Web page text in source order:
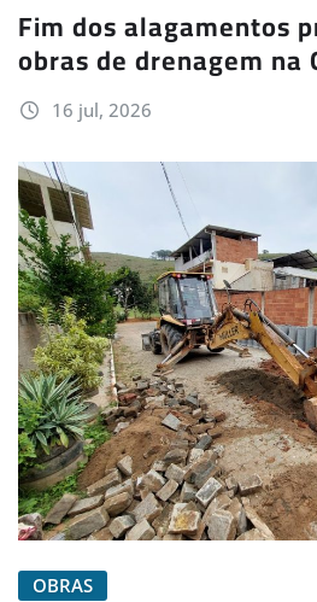
Fim dos alagamentos
obras de drenagem na
16 jul, 2026
OBRAS